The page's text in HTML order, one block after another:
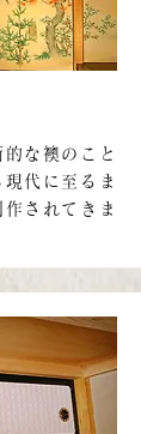
な襖のこと
代に至るま
されてきま